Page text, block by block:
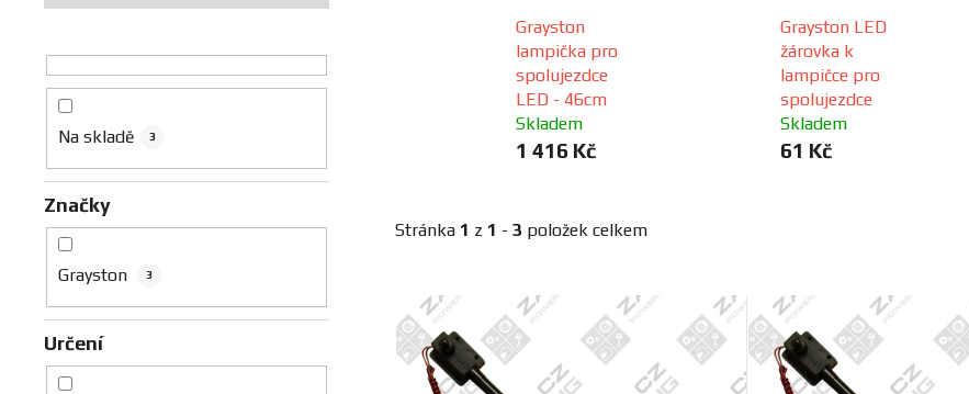
Na skladě 3
Značky
Grayston 3
Určení
Grayston
lampička pro
spolujezdce
LED - 46cm
Skladem
1 416 Kč
Grayston LED
žárovka k
lampičce pro
spolujezdce
Skladem
61 Kč
Stránka 1 z 1 - 3 položek celkem
ý
p